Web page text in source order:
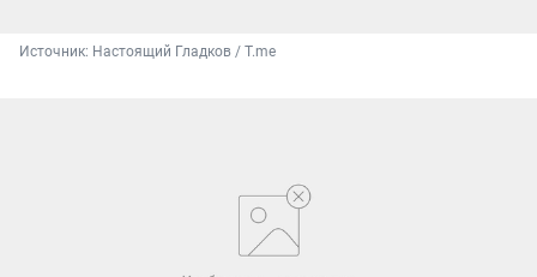
Источник: Настоящий Гладков / T.me